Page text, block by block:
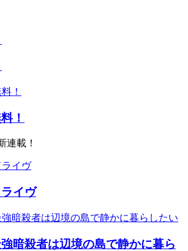
！
連載！
イヴ
暗殺者は辺境の島で静かに暮ら